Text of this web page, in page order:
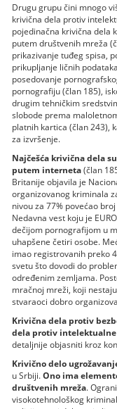
Drugu grupu čini mnogo
krivična dela protiv
pojedinačna krivična dela
putem društvenih mreža
prikazivanje tuđeg spisa,
prikupljanje ličnih
posedovanje
pornografiju (član 185),
drugim tehničkim
slobode prema
platnih kartica (član 243),
za izvršenje.
Najčešća krivična dela
putem interneta(član
Britanije objavila je
organizovanog kriminala
nivou za 77% povećao
Nedavna vest koju je
dečijom pornografijom u
uhapšene četiri osobe.
imao registrovanih preko
svetu što dovodi do
određenim zemljama.
mračnoj mreži, koji
stvaraoci dobro
Krivična dela protiv
dela protiv
detaljnije objasniti kroz
Krivično delo
u Srbiji.Ono ima
društvenih mreža.
visokotehnološkog